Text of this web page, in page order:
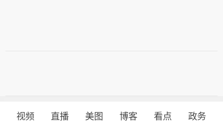
视频 直播 美图 博客 看点
政务